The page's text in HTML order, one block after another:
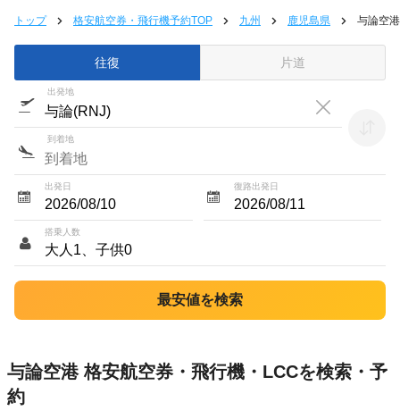
トップ 格安航空券・飛行機予約TOP 九州 鹿児島県 与論空港
往復 片道
出発地
到着地
出発日 復路出発日
搭乗人数
与論空港 格安航空券・飛行機・LCCを検索・予
約